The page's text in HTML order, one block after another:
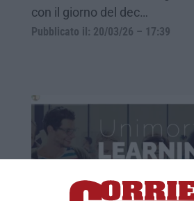
con il giorno del dec…
Pubblicato il: 20/03/26 – 17:39